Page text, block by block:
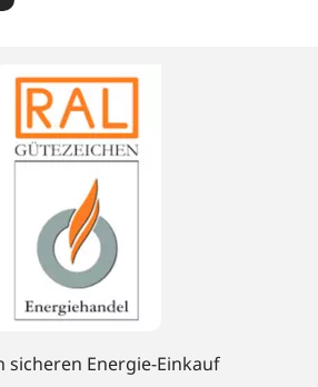
sicheren Energie-Einkauf